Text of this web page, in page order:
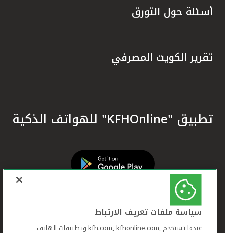
أسئلة حول التورق
تقرير الكويت المصرفي
تطبيق "KFHOnline" للهواتف الذكية
سياسة ملفات تعريف الارتباط
عندما تستخدم ,kfh.com, kfhonline.com وتطبيقات الهاتف